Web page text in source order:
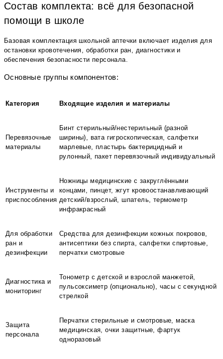
Состав комплекта: всё для безопасной
помощи в школе
Базовая комплектация школьной аптечки включает изделия для
остановки кровотечения, обработки ран, диагностики и
обеспечения безопасности персонала.
Основные группы компонентов:
Категория Входящие изделия и материалы
Перевязочные
материалы
Бинт стерильный/нестерильный (разной
ширины), вата гигроскопическая, салфетки
марлевые, пластырь бактерицидный и
рулонный, пакет перевязочный индивидуальный
Инструменты и
приспособления
Ножницы медицинские с закруглёнными
концами, пинцет, жгут кровоостанавливающий
детский/взрослый, шпатель, термометр
инфракрасный
Для обработки
ран и
дезинфекции
Средства для дезинфекции кожных покровов,
антисептики без спирта, салфетки спиртовые,
перчатки смотровые
Диагностика и
мониторинг
Тонометр с детской и взрослой манжетой,
пульсоксиметр (опционально), часы с секундной
стрелкой
Защита
персонала
Перчатки стерильные и смотровые, маска
медицинская, очки защитные, фартук
одноразовый